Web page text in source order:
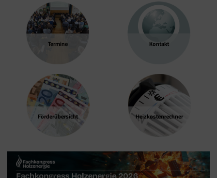
Termine Kontakt
Förder­übersicht Heizkosten­rechner